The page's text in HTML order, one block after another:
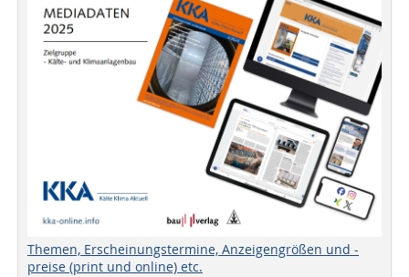
Themen, Erscheinungstermine, Anzeigengrößen und -
preise (print und online) etc.